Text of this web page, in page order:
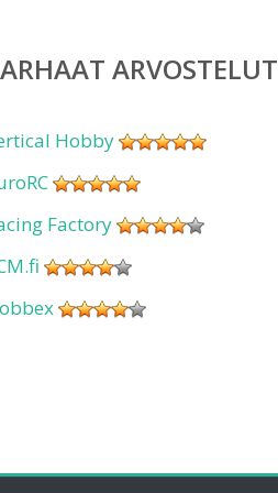
ARVOSTELUT
Hobby
Factory